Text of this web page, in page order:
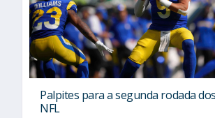
Palpites para a segunda rodada
NFL